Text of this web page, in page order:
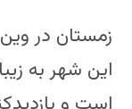
زمستان در
این شهر به